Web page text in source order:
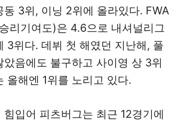
동 3위, 이닝 2위에 올라있다. FWA
리기여도)은 4.6으로 내셔널리그
3위다. 데뷔 첫 해였던 지난해, 풀
았음에도 불구하고 사이영 상 3위
올해엔 1위를 노리고 있다.
힘입어 피츠버그는 최근 12경기에